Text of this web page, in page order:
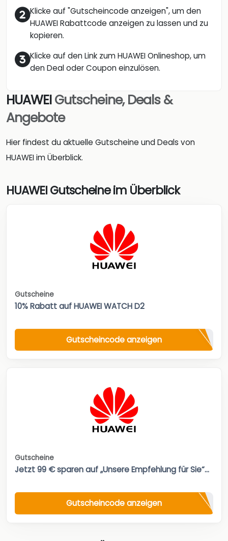
Klicke auf "Gutscheincode anzeigen", um den
HUAWEI Rabattcode anzeigen zu lassen und zu
kopieren.
Klicke auf den Link zum HUAWEI Onlineshop, um
den Deal oder Coupon einzulösen.
HUAWEIGutscheine, Deals &
Angebote
Hier findest du aktuelle Gutscheine und Deals von
HUAWEI im Überblick.
HUAWEI Gutscheine im Überblick
Gutscheine
10% Rabatt auf HUAWEI WATCH D2
Gutscheincode anzeigen
Gutscheine
Jetzt 99 € sparen auf „Unsere Empfehlung für Sie“...
Gutscheincode anzeigen